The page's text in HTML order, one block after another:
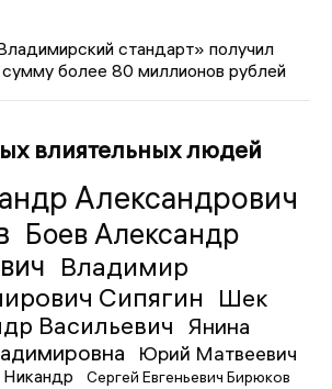
стандарт» получил
сумму более 80 миллионов рублей
влиятельных людей
Александрович
Боев Александр
Владимир
Сипягин Шек
Васильевич
Янина
Юрий Матвеевич
Никандр Сергей Евгеньевич Бирюков